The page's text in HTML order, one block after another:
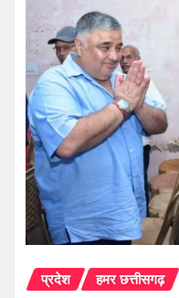
प्रदेश हमर छत्तीसगढ़